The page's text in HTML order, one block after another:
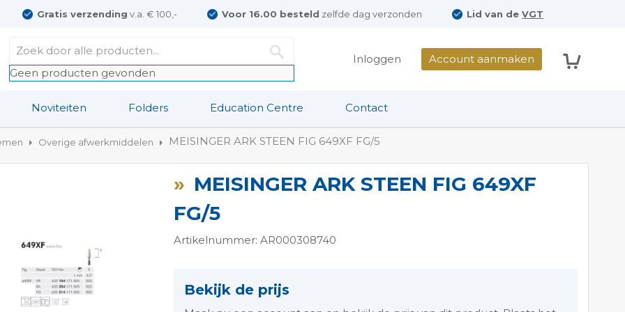
Gratis verzending v.a. € 100,- Voor 16.00 besteld zelfde dag verzonden Lid van deVGT
Geen producten gevonden
Inloggen Account aanmaken
Noviteiten Folders Education Centre Contact
Overige afwerkmiddelen MEISINGER ARK STEEN FIG 649XF FG/5
MEISINGER ARK STEEN FIG 649XF
FG/5
Artikelnummer: AR000308740
Bekijk de prijs